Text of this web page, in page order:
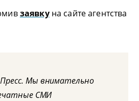
заявкуна сайте агентства
Мы внимательно
СМИ